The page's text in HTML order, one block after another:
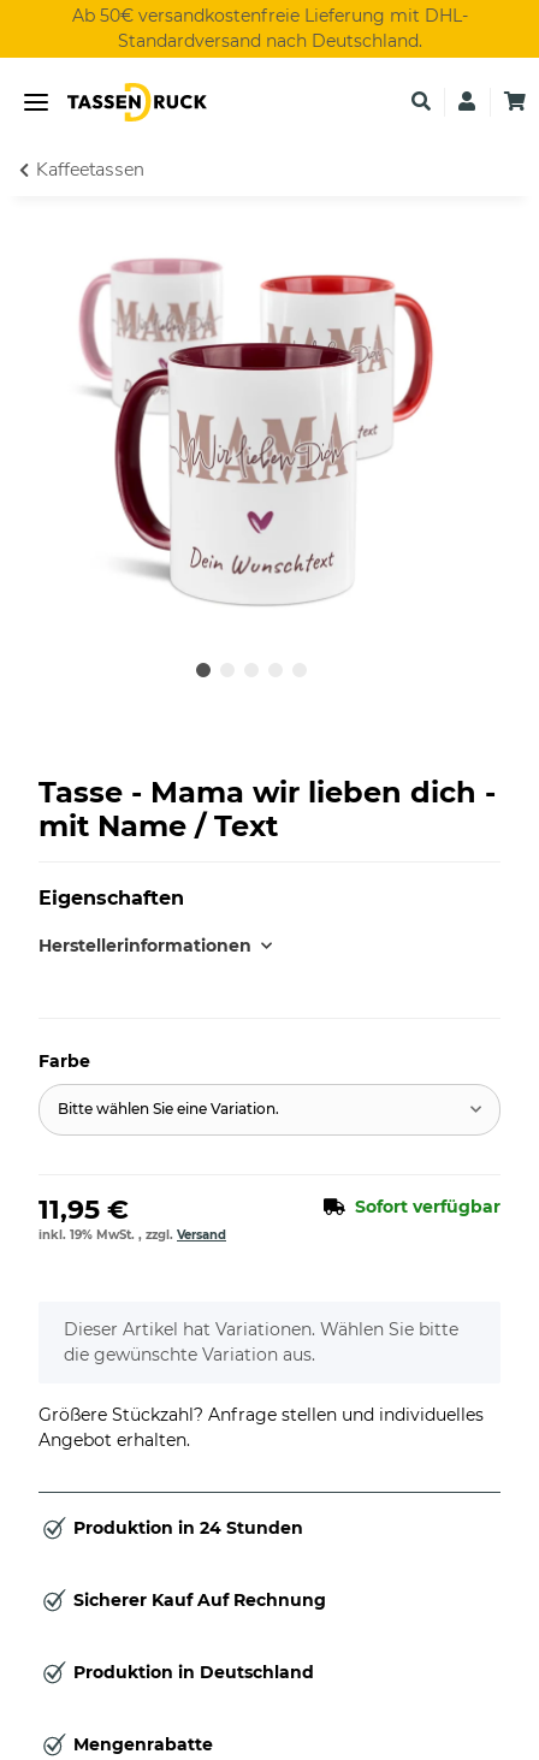
Ab 50€ versandkostenfreie Lieferung mit DHL-
Standardversand nach Deutschland.
Kaffeetassen
Tasse - Mama wir lieben dich -
mit Name / Text
Eigenschaften
Herstellerinformationen
Farbe
Bitte wählen Sie eine Variation.
11,95 € Sofort verfügbar
inkl. 19% MwSt. , zzgl. Versand
x
Dieser Artikel hat Variationen. Wählen Sie bitte
die gewünschte Variation aus.
Größere Stückzahl? Anfrage stellen und individuelles
Angebot erhalten.
Produktion in 24 Stunden
Sicherer Kauf Auf Rechnung
Produktion in Deutschland
Mengenrabatte